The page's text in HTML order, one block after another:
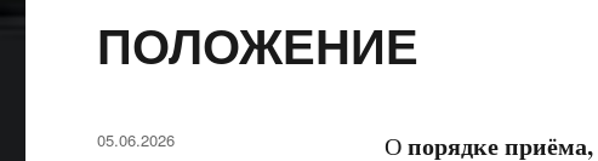
ПОЛОЖЕНИЕ
Опорядке приёма,
Опубликовано
05.06.2026